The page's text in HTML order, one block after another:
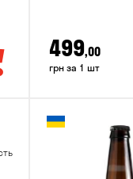
499,00
грн за 1 шт